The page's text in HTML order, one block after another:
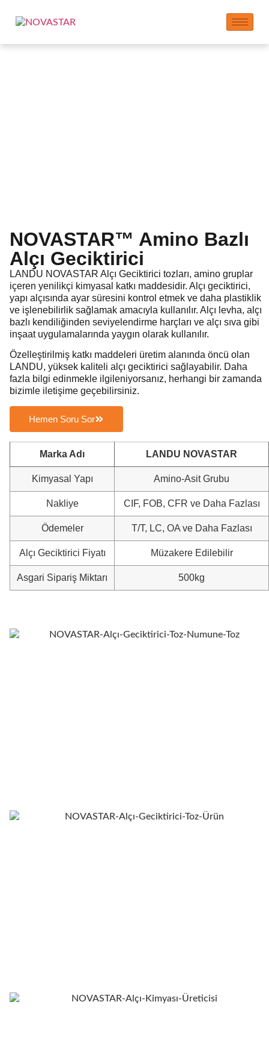
NOVASTAR™ Amino Bazlı
Alçı Geciktirici
LANDU NOVASTAR Alçı Geciktirici tozları, amino gruplar
içeren yenilikçi kimyasal katkı maddesidir. Alçı geciktirici,
yapı alçısında ayar süresini kontrol etmek ve daha plastiklik
ve işlenebilirlik sağlamak amacıyla kullanılır. Alçı levha, alçı
bazlı kendiliğinden seviyelendirme harçları ve alçı sıva gibi
inşaat uygulamalarında yaygın olarak kullanılır.
Özelleştirilmiş katkı maddeleri üretim alanında öncü olan
LANDU, yüksek kaliteli alçı geciktirici sağlayabilir. Daha
fazla bilgi edinmekle ilgileniyorsanız, herhangi bir zamanda
bizimle iletişime geçebilirsiniz.
Hemen Soru Sor
Marka Adı LANDU NOVASTAR
Kimyasal Yapı Amino-Asit Grubu
Nakliye CIF, FOB, CFR ve Daha Fazlası
Ödemeler T/T, LC, OA ve Daha Fazlası
Alçı Geciktirici Fiyatı Müzakere Edilebilir
Asgari Sipariş Miktarı 500kg